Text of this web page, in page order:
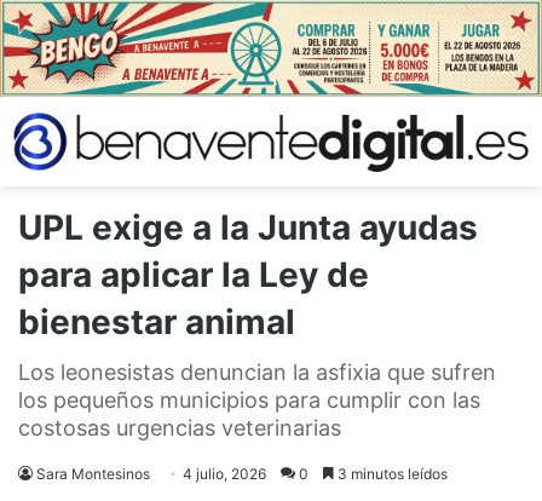
UPL exige a la Junta ayudas
para aplicar la Ley de
bienestar animal
Los leonesistas denuncian la asfixia que sufren
los pequeños municipios para cumplir con las
costosas urgencias veterinarias
Sara Montesinos 4 julio, 2026 0 3 minutos leídos